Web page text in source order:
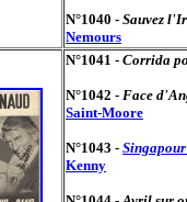
N°1040 - Sauvez
Nemours
N°1041 - Corrida
N°1042 - Face
Saint-Moore
N°1043 -
Kenny